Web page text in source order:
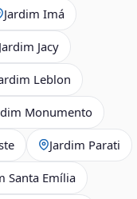
Jardim Imá
Jardim Jacy
Leblon
Monumento
Jardim Parati
Santa Emília